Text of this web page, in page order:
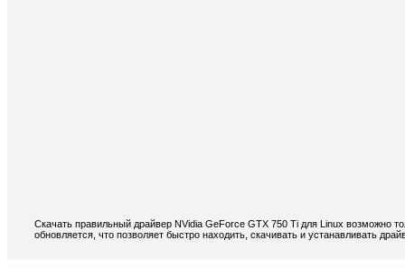
Скачать правильный драйвер NVidia GeForce GTX 750 Ti для Linux возможно
обновляется, что позволяет быстро находить, скачивать и устанавливать